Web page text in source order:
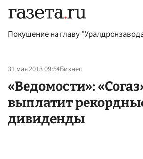
Покушение на главу
31 мая 2013 09:54Бизнес
«Ведомости»:
выплатит
дивиденды